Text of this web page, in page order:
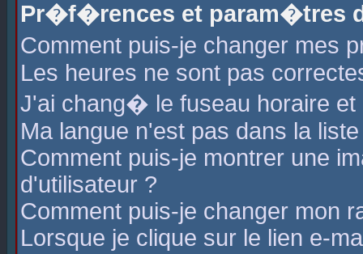
Pr�f�rences et param�tres
Comment puis-je changer mes
Les heures ne sont pas
J'ai chang� le fuseau horaire
Ma langue n'est pas dans la
Comment puis-je montrer une
d'utilisateur ?
Comment puis-je changer mon
Lorsque je clique sur le lien e-